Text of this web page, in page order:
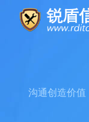
沟通创造价值